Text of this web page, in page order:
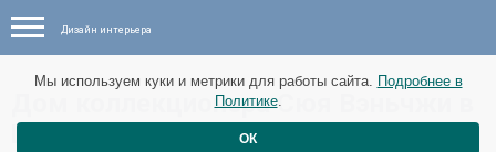
Дизайн интерьера
Дом коллекционера Сюя Вэньчжи в
Шанхае
Мы используем куки и метрики для работы сайта. Подробнее в
Политике.
ОК